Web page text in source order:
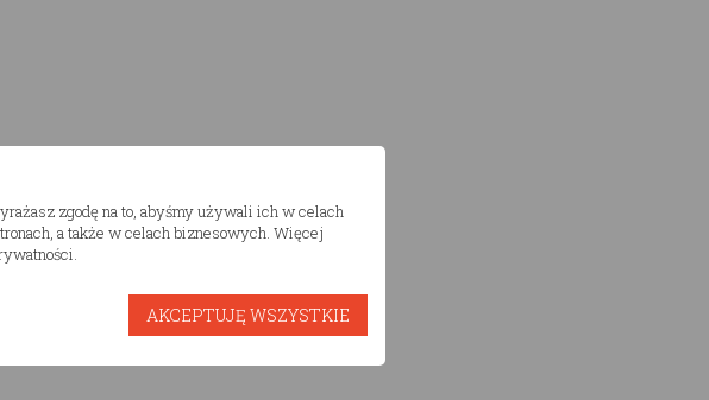
zgodę na to, abyśmy używali ich w celach
a także w celach biznesowych. Więcej
AKCEPTUJĘ WSZYSTKIE